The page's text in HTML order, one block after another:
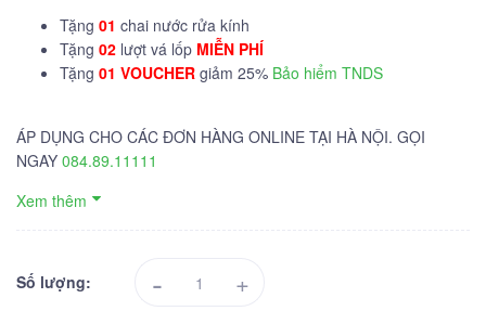
Tặng 01 chai nước rửa kính
Tặng 02 lượt vá lốp MIỄN PHÍ
Tặng 01 VOUCHER giảm 25% Bảo hiểm TNDS
ÁP DỤNG CHO CÁC ĐƠN HÀNG ONLINE TẠI HÀ NỘI. GỌI
NGAY 084.89.11111
Xem thêm
Số lượng: - +